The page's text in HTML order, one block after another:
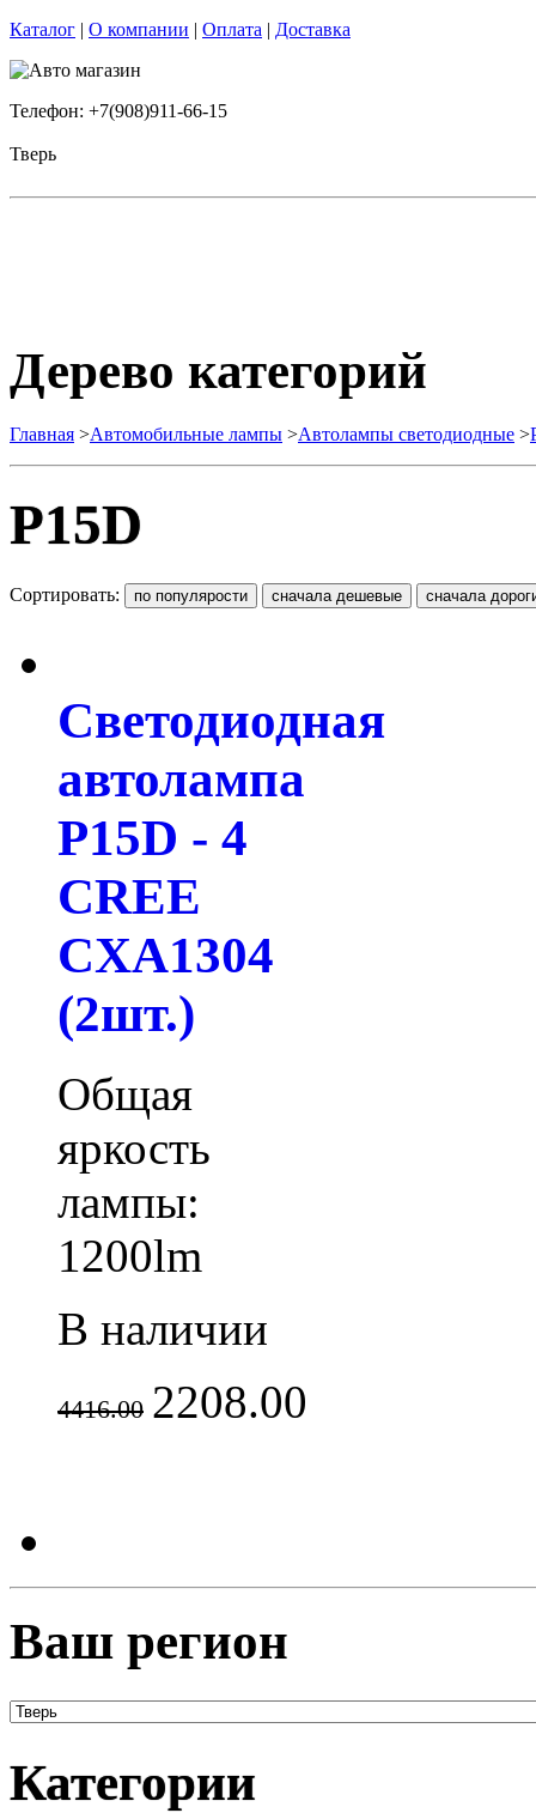
Каталог | О компании | Оплата | Доставка
Телефон: +7(908)911-66-15
Тверь
Дерево категорий
Главная >Автомобильные лампы >Автолампы светодиодные >
P15D
Сортировать:
Светодиодная
автолампа
P15D - 4
CREE
CXA1304
(2шт.)
Общая
яркость
лампы:
1200lm
В наличии
4416.00 2208.00
Ваш регион
Категории